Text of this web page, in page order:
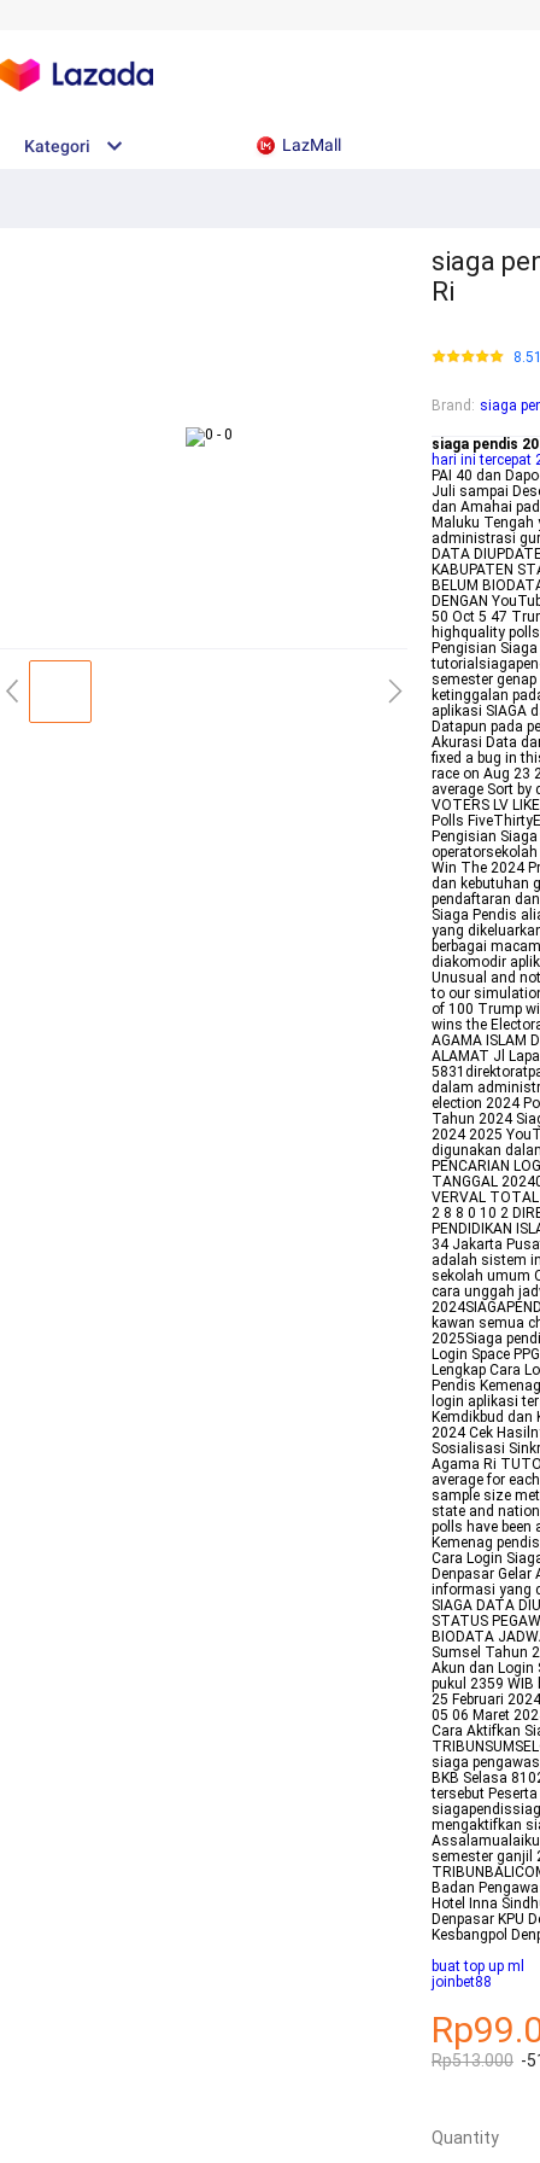
Kategori LazMall
siaga
Ri
Brand : siaga
siaga pendis
hari ini tercepat
PAI 40 dan
Juli sampai
dan Amahai
Maluku
administrasi
DATA
KABUPATEN
BELUM
DENGAN
50 Oct 5 47
highquality
Pengisian
semester
ketinggalan
aplikasi SIAGA
Datapun pada
Akurasi Data
fixed a bug in
race on Aug 23
average Sort by
VOTERS LV
Polls
Pengisian
Win The 2024
dan kebutuhan
pendaftaran
Siaga Pendis
yang
berbagai
diakomodir
Unusual and
to our
of 100 Trump
wins the
AGAMA ISLAM
ALAMAT Jl
dalam
election 2024
Tahun 2024
2024 2025
digunakan
PENCARIAN
TANGGAL
VERVAL TOTAL
2 8 8 0 10 2
PENDIDIKAN
34 Jakarta
adalah sistem
sekolah umum
cara unggah
kawan semua
2025Siaga
Login Space
Lengkap Cara
Pendis
login aplikasi
Kemdikbud dan
2024 Cek
Sosialisasi
Agama Ri
average for
sample size
state and
polls have been
Kemenag
Cara Login
Denpasar
informasi yang
SIAGA DATA
STATUS
BIODATA
Sumsel Tahun
Akun dan Login
pukul 2359 WIB
25 Februari
05 06 Maret
Cara Aktifkan
siaga
BKB Selasa
tersebut
mengaktifkan
semester ganjil
Badan
Hotel Inna
Denpasar KPU
Kesbangpol
buat top up ml
joinbet88
Rp513.000 -
Quantity